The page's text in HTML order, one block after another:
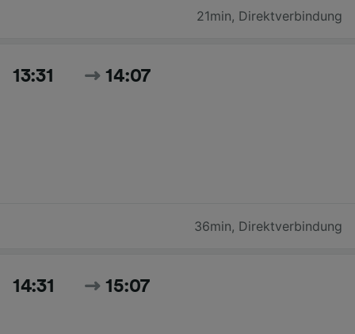
21min, Direktverbindung
13:31 14:07
36min, Direktverbindung
14:31 15:07